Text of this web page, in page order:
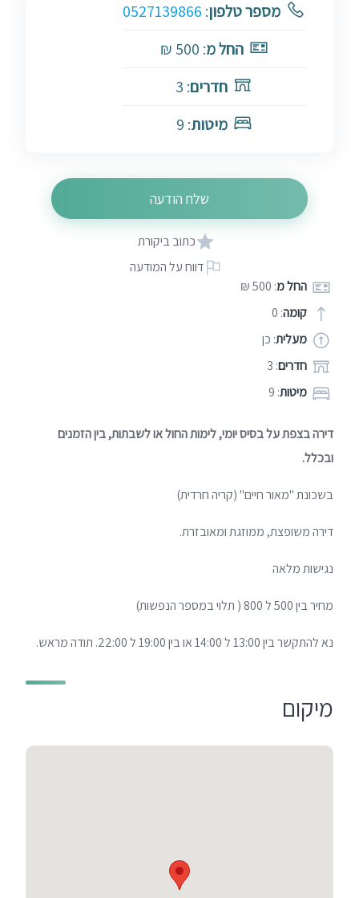
החל מ: 500 ₪
קומה: 0
מעלית: כן
חדרים: 3
מיטות: 9
דירה בצפת על בסיס יומי, לימות החול או לשבתות, בין הזמנים
ובכלל.
בשכונת "מאור חיים" (קריה חרדית)
דירה משופצת, ממוזגת ומאובזרת.
נגישות מלאה
מחיר בין 500 ל 800 ( תלוי במספר הנפשות)
נא להתקשר בין 13:00 ל 14:00 או בין 19:00 ל 22:00. תודה מראש.
מיקום
מספר טלפון:
0527139866
החל מ: 500 ₪
חדרים: 3
מיטות: 9
שלח הודעה
כתוב ביקורת
דווח על המודעה